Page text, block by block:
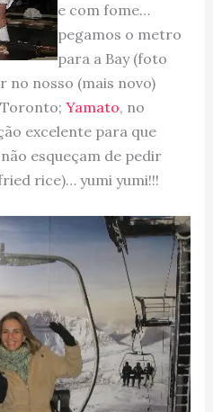
e com fome…
pegamos o metro
para a Bay (foto
no nosso (mais novo)
Yamato, no
excelente para que
esqueçam de pedir
rice)… yumi yumi!!!